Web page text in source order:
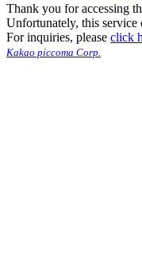
Thank you for accessing
Unfortunately, this service
For inquiries, please click
Kakao piccoma Corp.